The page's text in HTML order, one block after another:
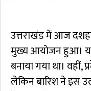
उत्तराखंड में आज
मुख्य आयोजन हुआ।
बनाया गया था।
लेकिन बारिश ने इस